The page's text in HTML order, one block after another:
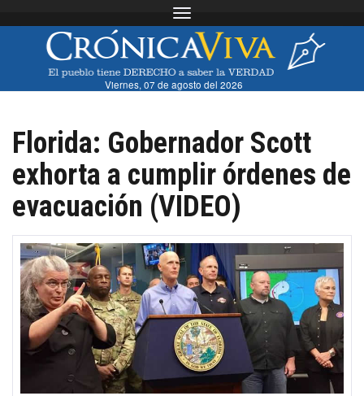
Toggle navigation
Viernes, 07 de agosto del 2026
Florida: Gobernador Scott
exhorta a cumplir órdenes de
evacuación (VIDEO)